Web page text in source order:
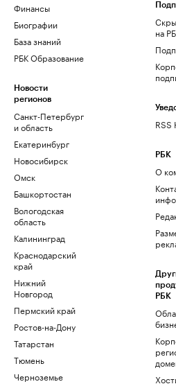
Финансы
Биографии
База знаний
РБК Образование
Новости
регионов
Санкт-Петербург
и область
Екатеринбург
Новосибирск
Омск
Башкортостан
Вологодская
область
Калининград
Краснодарский
край
Нижний
Новгород
Пермский край
Ростов-на-Дону
Татарстан
Тюмень
Черноземье
на
RSS
РБК
О
РБК